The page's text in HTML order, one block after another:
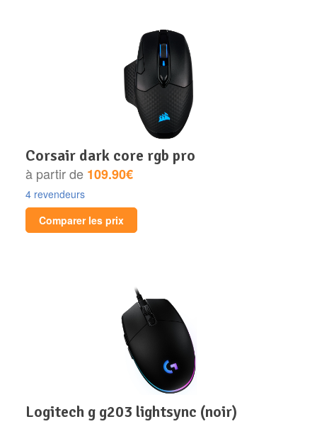
corsair dark core rgb pro
à partir de 109.90€
4 revendeurs
Comparer les prix
logitech g g203 lightsync (noir)